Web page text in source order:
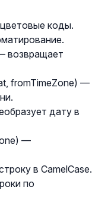
коды.
возвращает
fromTimeZone) —
дату в
—
в CamelCase.
по